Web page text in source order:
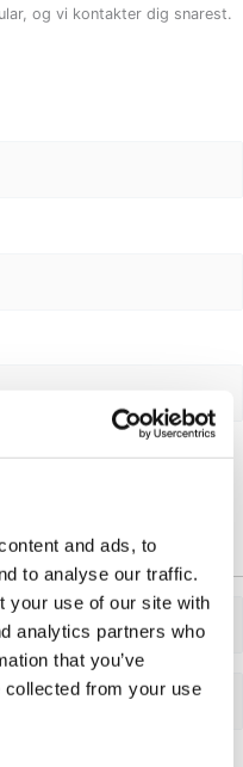
and ads, to
to analyse our traffic.
your use of our site with
analytics partners who
that you’ve
collected from your use
og vi kontakter dig snarest.